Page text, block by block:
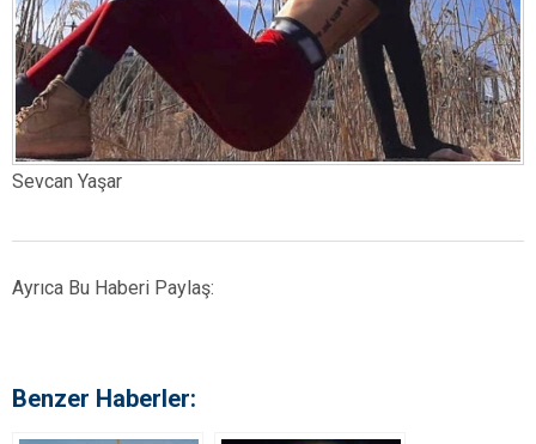
Sevcan Yaşar
Ayrıca Bu Haberi Paylaş:
Benzer Haberler: